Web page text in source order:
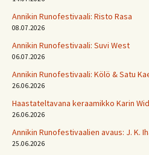
Annikin Runofestivaali: Risto Rasa
08.07.2026
Annikin Runofestivaali: Suvi West
06.07.2026
Annikin Runofestivaali: Kölö & Satu
26.06.2026
Haastateltavana keraamikko Karin
26.06.2026
Annikin Runofestivaalien avaus: J. K.
25.06.2026